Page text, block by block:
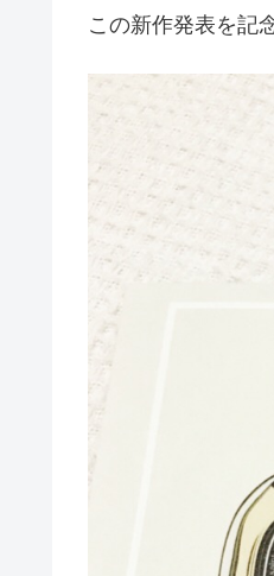
この新作発表を記